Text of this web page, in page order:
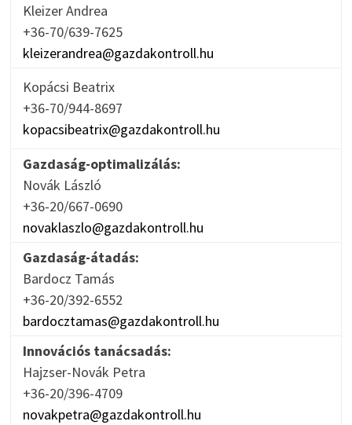
Kleizer Andrea
+36-70/639-7625
kleizerandrea@gazdakontroll.hu
Kopácsi Beatrix
+36-70/944-8697
kopacsibeatrix@gazdakontroll.hu
Gazdaság-optimalizálás:
Novák László
+36-20/667-0690
novaklaszlo@gazdakontroll.hu
Gazdaság-átadás:
Bardocz Tamás
+36-20/392-6552
bardocztamas@gazdakontroll.hu
Innovációs tanácsadás:
Hajzser-Novák Petra
+36-20/396-4709
novakpetra@gazdakontroll.hu